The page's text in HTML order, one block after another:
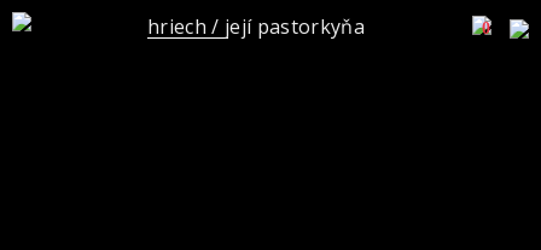
hriech / její pastorkyňa 0